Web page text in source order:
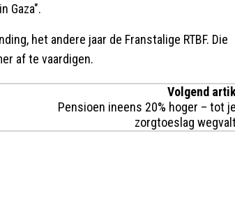
Gaza".
het andere jaar de Franstalige RTBF. Die
af te vaardigen.
Volgend
Pensioen ineens 20% hoger – tot je
zorgtoeslag wegvalt